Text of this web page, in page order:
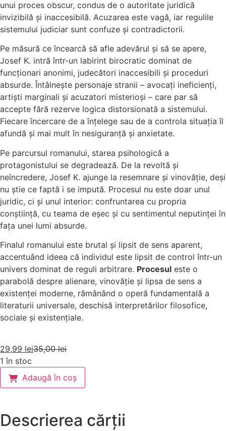
unui proces obscur, condus de o autoritate juridică
invizibilă și inaccesibilă. Acuzarea este vagă, iar regulile
sistemului judiciar sunt confuze și contradictorii.
Pe măsură ce încearcă să afle adevărul și să se apere,
Josef K. intră într-un labirint birocratic dominat de
funcționari anonimi, judecători inaccesibili și proceduri
absurde. Întâlnește personaje stranii – avocați ineficienți,
artiști marginali și acuzatori misterioși – care par să
accepte fără rezerve logica distorsionată a sistemului.
Fiecare încercare de a înțelege sau de a controla situația îl
afundă și mai mult în nesiguranță și anxietate.
Pe parcursul romanului, starea psihologică a
protagonistului se degradează. De la revoltă și
neîncredere, Josef K. ajunge la resemnare și vinovăție, deși
nu știe ce faptă i se impută. Procesul nu este doar unul
juridic, ci și unul interior: confruntarea cu propria
conștiință, cu teama de eșec și cu sentimentul neputinței în
fața unei lumi absurde.
Finalul romanului este brutal și lipsit de sens aparent,
accentuând ideea că individul este lipsit de control într-un
univers dominat de reguli arbitrare. Procesul este o
parabolă despre alienare, vinovăție și lipsa de sens a
existenței moderne, rămânând o operă fundamentală a
literaturii universale, deschisă interpretărilor filosofice,
sociale și existențiale.
35,00lei
29,99 lei
1 în stoc
Adaugă în coș
Descrierea cărții